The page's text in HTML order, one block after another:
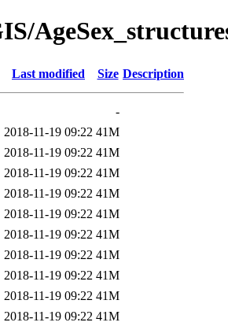
Last modified Size Description
-
2018-11-19 09:22 41M
2018-11-19 09:22 41M
2018-11-19 09:22 41M
2018-11-19 09:22 41M
2018-11-19 09:22 41M
2018-11-19 09:22 41M
2018-11-19 09:22 41M
2018-11-19 09:22 41M
2018-11-19 09:22 41M
2018-11-19 09:22 41M